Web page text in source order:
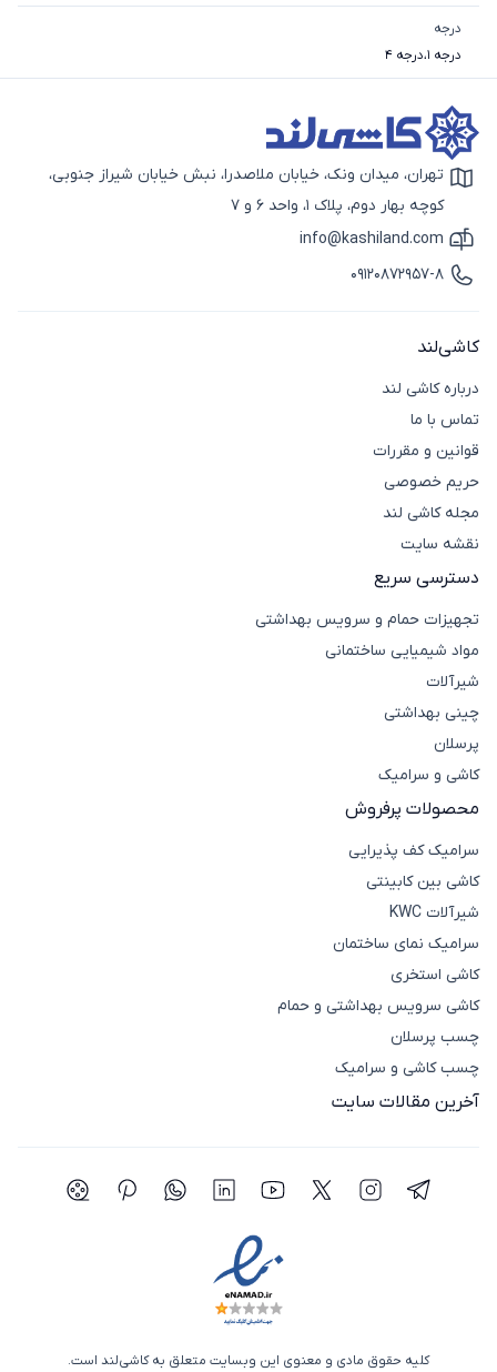
درجه
درجه 1 ،درجه 4
آیکون نقشه
تهران، میدان ونک، خیابان ملاصدرا، نبش خیابان شیراز جنوبی،
کوچه بهار دوم، پلاک 1، واحد 6 و 7
آیکون ایمیل
info@kashiland.com
آیکون تماس
09120872957-8
کاشی‌لند
درباره کاشی لند
تماس با ما
قوانین و مقررات
حریم خصوصی
مجله کاشی لند
نقشه سایت
دسترسی سریع
تجهیزات حمام و سرویس بهداشتی
مواد شیمیایی ساختمانی
شیرآلات
چینی بهداشتی
پرسلان
کاشی و سرامیک
محصولات پرفروش
سرامیک کف پذیرایی
کاشی بین کابینتی
شیرآلات KWC
سرامیک نمای ساختمان
کاشی استخری
کاشی سرویس بهداشتی و حمام
چسب پرسلان
چسب کاشی و سرامیک
آخرین مقالات سایت
کلیه حقوق مادی و معنوی این وبسایت متعلق به کاشی‌لند است.
شبکه اجتماعی تلگرام
شبکه اجتماعی اینستاگرام
شبکه اجتماعی توییتر(ایکس)
شبکه اجتماعی یوتیوب
شبکه اجتماعی لینکدین
شبکه اجتماعی واتساپ
شبکه اجتماعی
شبکه